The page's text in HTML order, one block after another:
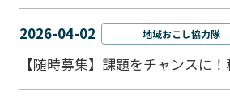
2026-04-02 地域おこし協力隊
【随時募集】課題をチャンスに